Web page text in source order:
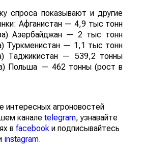
спроса показывают и другие
Афганистан — 4,9 тыс тонн
Азербайджан — 2 тыс тонн
Туркменистан — 1,1 тыс тонн
Таджикистан — 539,2 тонны
Польша — 462 тонны (рост в
агроновостей
канале telegram, узнавайте
в facebook и подписывайтесь
instagram.